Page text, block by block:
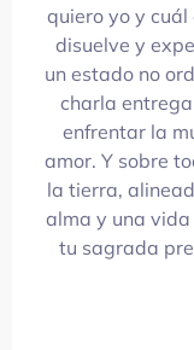
quiero yo y cuál
disuelve y
un estado no
charla
enfrentar la
amor. Y sobre
la tierra,
alma y una
tu sagrada